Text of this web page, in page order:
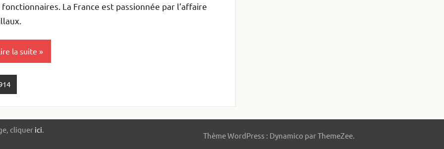
fonctionnaires. La France est passionnée par l’affaire
la suite
cliquer ici
Thème WordPress : Dynamico par ThemeZee.